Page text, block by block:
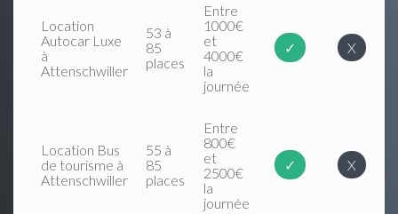
Location
Autocar Luxe
à
Attenschwiller
53 à
85
places
Entre
1000€
et
4000€
la
journée
✓ X
Location Bus
de tourisme à
Attenschwiller
55 à
85
places
Entre
800€
et
2500€
la
journée
✓ X